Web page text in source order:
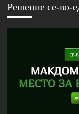
Решение се-во-